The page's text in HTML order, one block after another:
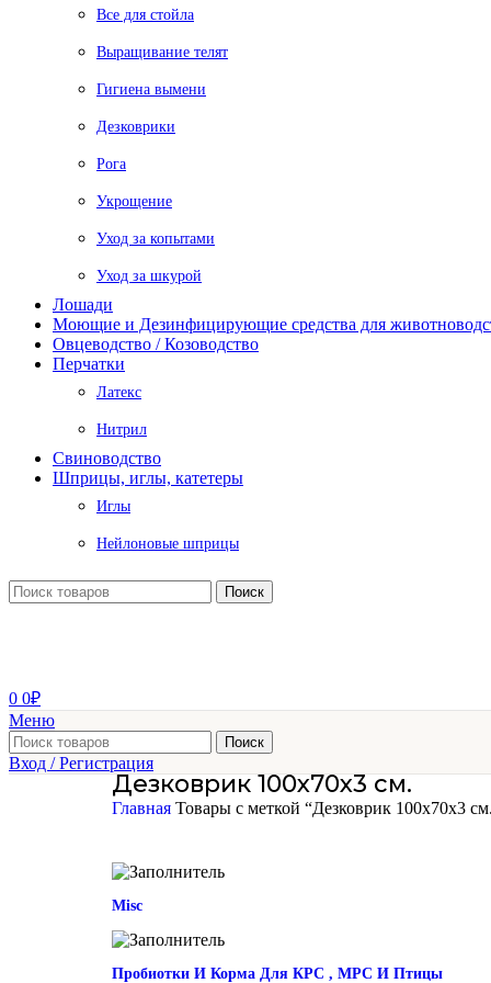
Все для стойла
Выращивание телят
Гигиена вымени
Дезковрики
Рога
Укрощение
Уход за копытами
Уход за шкурой
Лошади
Моющие и Дезинфицирующие средства для
Овцеводство / Козоводство
Перчатки
Латекс
Нитрил
Свиноводство
Шприцы, иглы, катетеры
Иглы
Нейлоновые шприцы
Поиск
0 0₽
Меню
Поиск
Вход / Регистрация
Дезковрик 100х70х3 см.
Главная Товары с меткой “Дезковрик 100х70х3
Misc
Пробиотки И Корма Для КРС , МРС И Птицы